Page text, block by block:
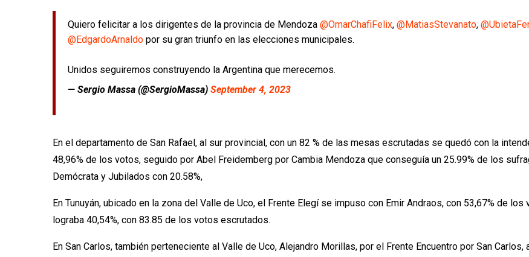
Quiero felicitar a los dirigentes de la provincia de Mendoza @OmarChafiFelix, @MatiasStevanato, @UbietaFer
@EdgardoArnaldo por su gran triunfo en las elecciones municipales.
Unidos seguiremos construyendo la Argentina que merecemos.
— Sergio Massa (@SergioMassa) September 4, 2023
En el departamento de San Rafael, al sur provincial, con un 82 % de las mesas escrutadas se quedó con la
48,96% de los votos, seguido por Abel Freidemberg por Cambia Mendoza que conseguía un 25.99% de los
Demócrata y Jubilados con 20.58%,
En Tunuyán, ubicado en la zona del Valle de Uco, el Frente Elegí se impuso con Emir Andraos, con 53,67% de
lograba 40,54%, con 83.85 de los votos escrutados.
En San Carlos, también perteneciente al Valle de Uco, Alejandro Morillas, por el Frente Encuentro por San